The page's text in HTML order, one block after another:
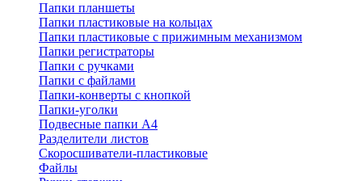
Папки планшеты
Папки пластиковые на кольцах
Папки пластиковые с прижимным механизмом
Папки регистраторы
Папки с ручками
Папки с файлами
Папки-конверты с кнопкой
Папки-уголки
Подвесные папки А4
Разделители листов
Скоросшиватели-пластиковые
Файлы